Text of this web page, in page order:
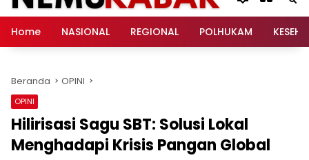
konten
Home
NASIONAL REGIONAL POLHUKAM
Beranda OPINI
OPINI
Hilirisasi Sagu SBT: Solusi Lokal
Menghadapi Krisis Pangan Global